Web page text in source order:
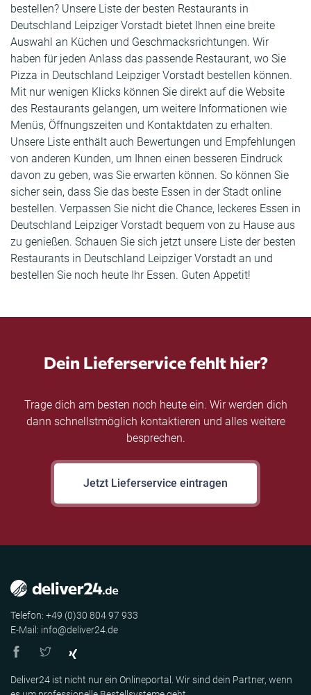
bestellen? Unsere Liste der besten Restaurants in
Deutschland Leipziger Vorstadt bietet Ihnen eine breite
Auswahl an Küchen und Geschmacksrichtungen. Wir
haben für jeden Anlass das passende Restaurant, wo Sie
Pizza in Deutschland Leipziger Vorstadt bestellen können.
Mit nur wenigen Klicks können Sie direkt auf die Website
des Restaurants gelangen, um weitere Informationen wie
Menüs, Öffnungszeiten und Kontaktdaten zu erhalten.
Unsere Liste enthält auch Bewertungen und Empfehlungen
von anderen Kunden, um Ihnen einen besseren Eindruck
davon zu geben, was Sie erwarten können. So können Sie
sicher sein, dass Sie das beste Essen in der Stadt online
bestellen. Verpassen Sie nicht die Chance, leckeres Essen in
Deutschland Leipziger Vorstadt bequem von zu Hause aus
zu genießen. Schauen Sie sich jetzt unsere Liste der besten
Restaurants in Deutschland Leipziger Vorstadt an und
bestellen Sie noch heute Ihr Essen. Guten Appetit!
Dein Lieferservice fehlt hier?
Trage dich am besten noch heute ein. Wir werden dich
dann schnellstmöglich kontaktieren und alles weitere
besprechen.
Jetzt Lieferservice eintragen
Telefon: +49 (0)30 804 97 933
E-Mail: info@deliver24.de
Deliver24 ist nicht nur ein Onlineportal. Wir sind dein Partner, wenn